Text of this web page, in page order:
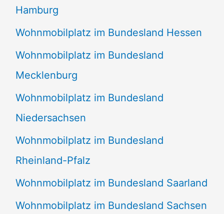
Hamburg
Wohnmobilplatz im Bundesland Hessen
Wohnmobilplatz im Bundesland
Mecklenburg
Wohnmobilplatz im Bundesland
Niedersachsen
Wohnmobilplatz im Bundesland
Rheinland-Pfalz
Wohnmobilplatz im Bundesland Saarland
Wohnmobilplatz im Bundesland Sachsen